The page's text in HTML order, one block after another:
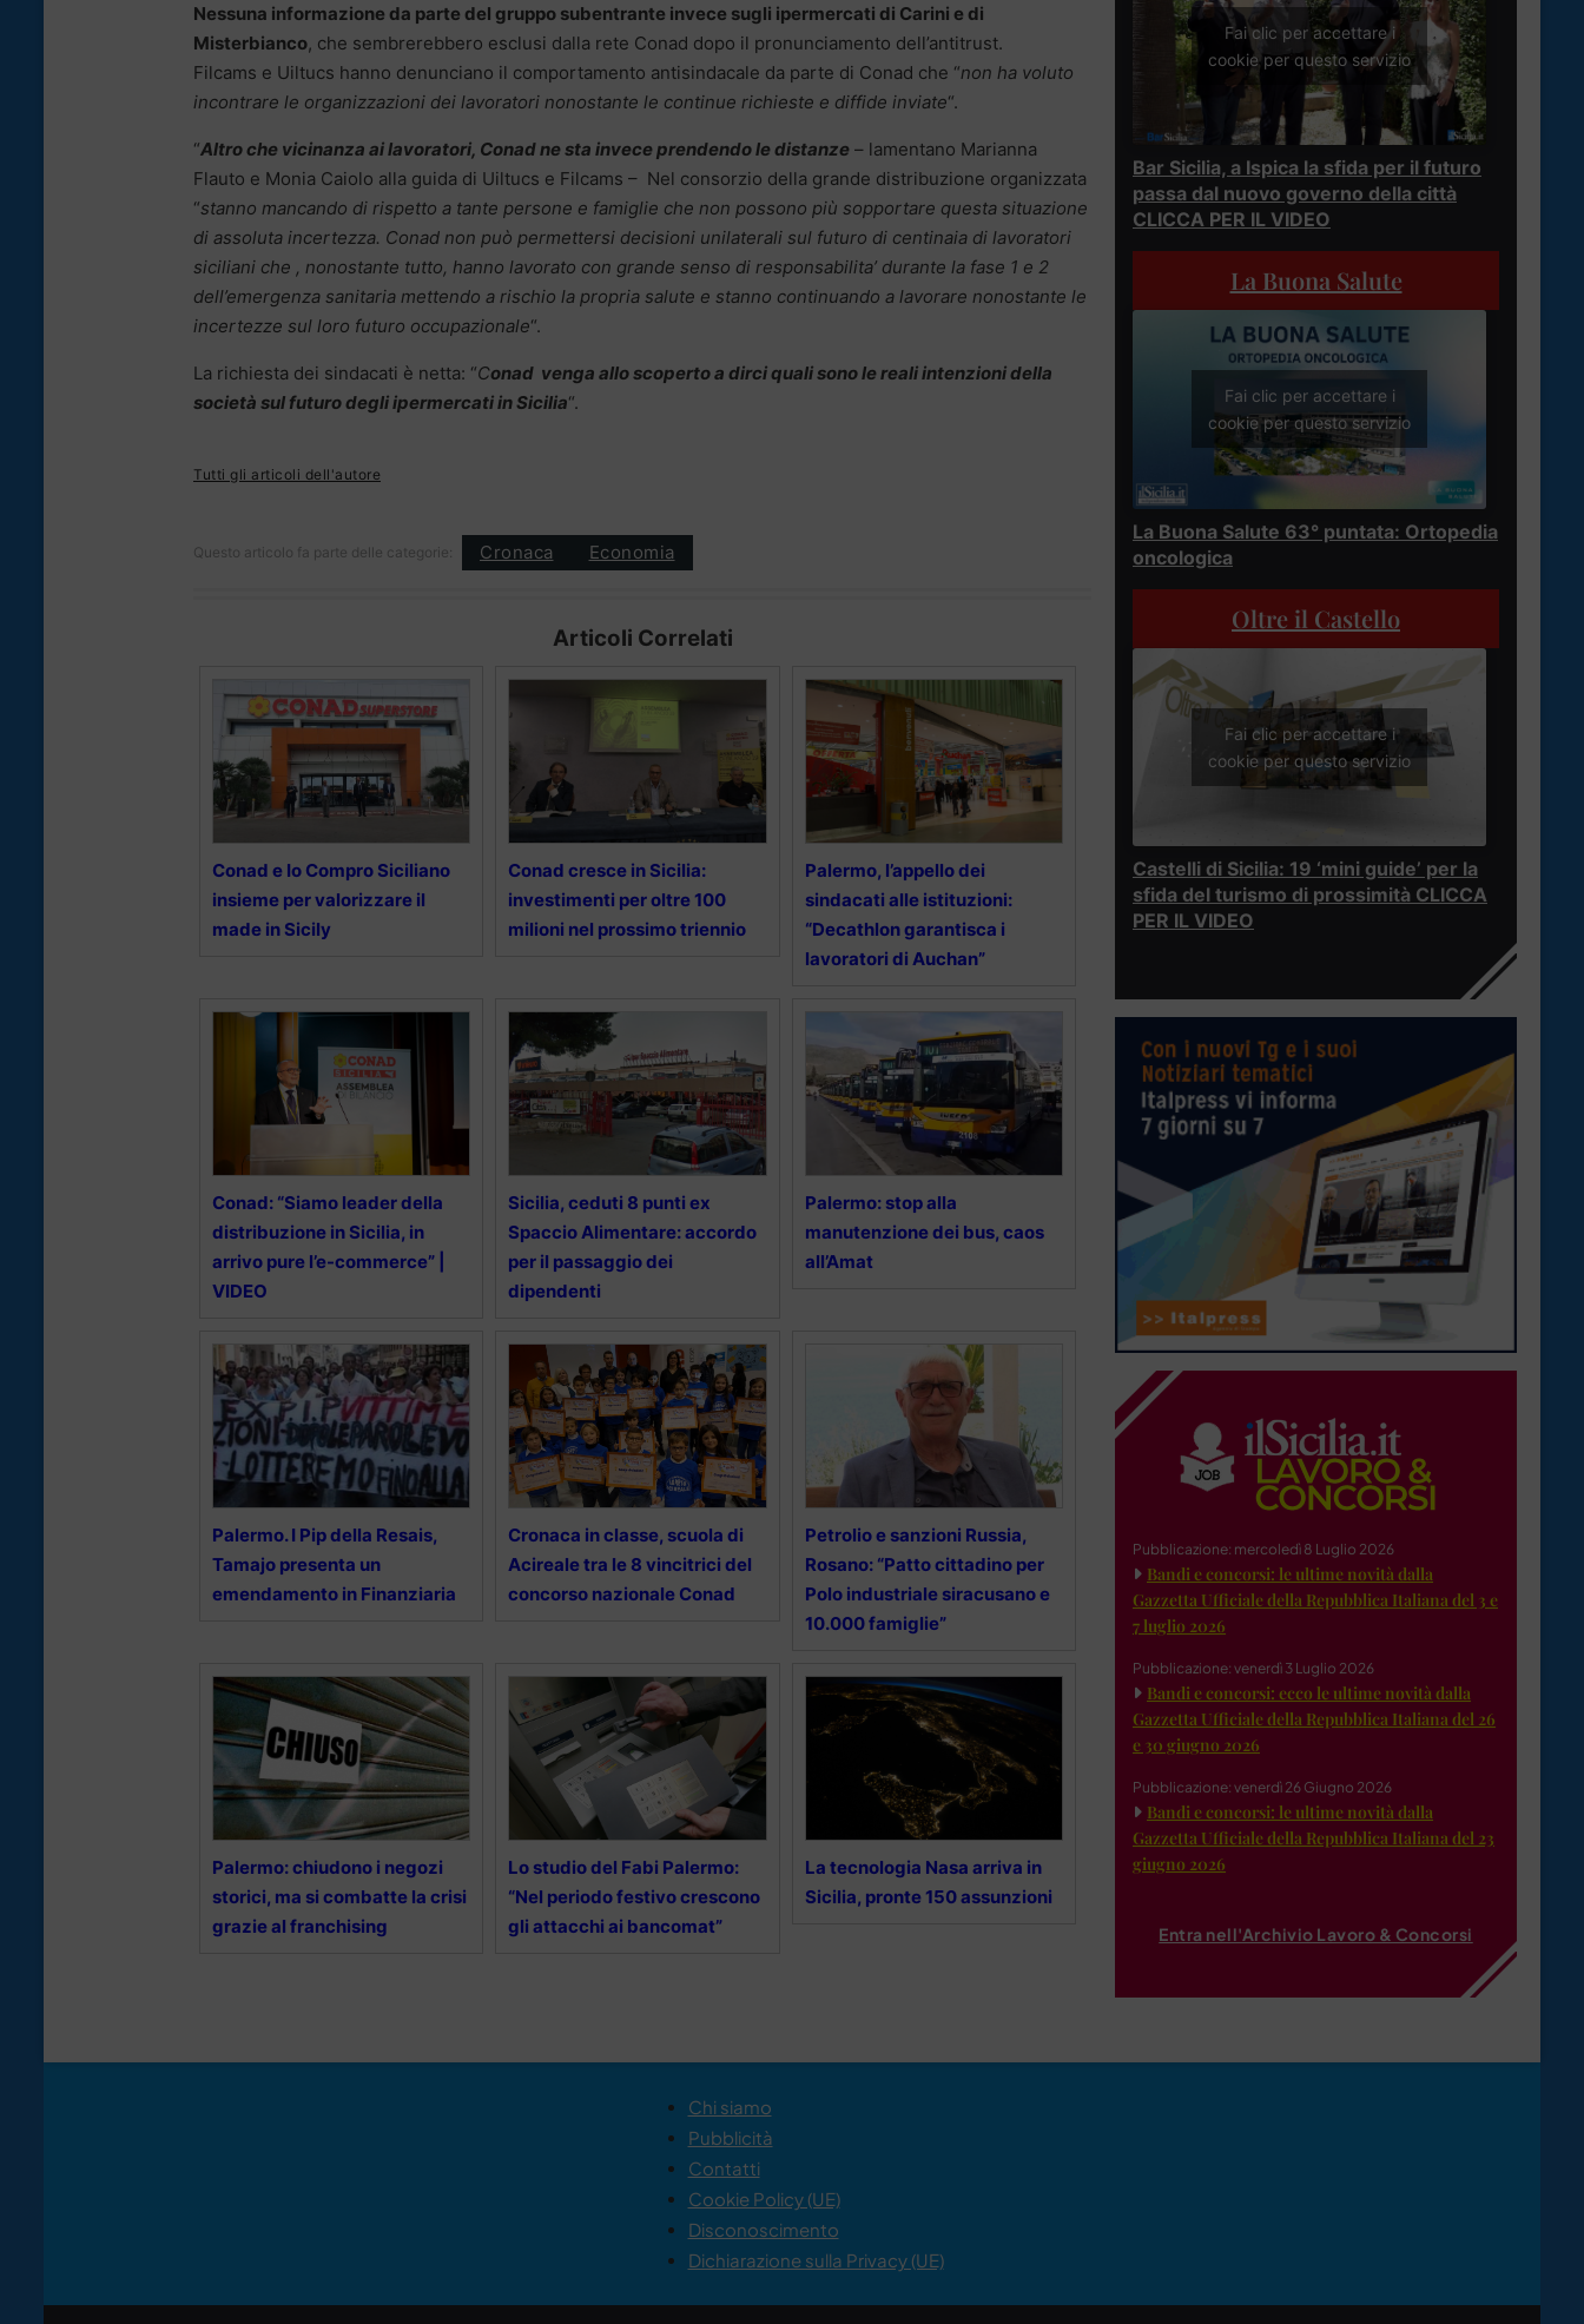
Nessuna informazione da parte del gruppo subentrante invece sugli ipermercati di Carini e di
Misterbianco, che sembrerebbero esclusi dalla rete Conad dopo il pronunciamento dell’antitrust.
Filcams e Uiltucs hanno denunciano il comportamento antisindacale da parte di Conad che “non ha voluto
incontrare le organizzazioni dei lavoratori nonostante le continue richieste e diffide inviate“.
“Altro che vicinanza ai lavoratori, Conad ne sta invece prendendo le distanze – lamentano Marianna
Flauto e Monia Caiolo alla guida di Uiltucs e Filcams – Nel consorzio della grande distribuzione organizzata
“stanno mancando di rispetto a tante persone e famiglie che non possono più sopportare questa situazione
di assoluta incertezza. Conad non può permettersi decisioni unilaterali sul futuro di centinaia di lavoratori
siciliani che , nonostante tutto, hanno lavorato con grande senso di responsabilita’ durante la fase 1 e 2
dell’emergenza sanitaria mettendo a rischio la propria salute e stanno continuando a lavorare nonostante le
incertezze sul loro futuro occupazionale“.
La richiesta dei sindacati è netta: “Conad venga allo scoperto a dirci quali sono le reali intenzioni della
società sul futuro degli ipermercati in Sicilia“.
Tutti gli articoli dell'autore
Questo articolo fa parte delle categorie: Cronaca Economia
Articoli Correlati
Conad e Io Compro Siciliano
insieme per valorizzare il
made in Sicily
Conad cresce in Sicilia:
investimenti per oltre 100
milioni nel prossimo triennio
Palermo, l’appello dei
sindacati alle istituzioni:
“Decathlon garantisca i
lavoratori di Auchan”
Conad: “Siamo leader della
distribuzione in Sicilia, in
arrivo pure l’e-commerce” |
VIDEO
Sicilia, ceduti 8 punti ex
Spaccio Alimentare: accordo
per il passaggio dei
dipendenti
Palermo: stop alla
manutenzione dei bus, caos
all’Amat
Palermo. I Pip della Resais,
Tamajo presenta un
emendamento in Finanziaria
Cronaca in classe, scuola di
Acireale tra le 8 vincitrici del
concorso nazionale Conad
Petrolio e sanzioni Russia,
Rosano: “Patto cittadino per
Polo industriale siracusano e
10.000 famiglie”
Palermo: chiudono i negozi
storici, ma si combatte la crisi
grazie al franchising
Lo studio del Fabi Palermo:
“Nel periodo festivo crescono
gli attacchi ai bancomat”
La tecnologia Nasa arriva in
Sicilia, pronte 150 assunzioni
Fai clic per accettare i
cookie per questo servizio
Bar Sicilia, a Ispica la sfida per il futuro
passa dal nuovo governo della città
CLICCA PER IL VIDEO
La Buona Salute
Fai clic per accettare i
cookie per questo servizio
La Buona Salute 63° puntata: Ortopedia
oncologica
Oltre il Castello
Fai clic per accettare i
cookie per questo servizio
Castelli di Sicilia: 19 ‘mini guide’ per la
sfida del turismo di prossimità CLICCA
PER IL VIDEO
Pubblicazione: mercoledì 8 Luglio 2026
Bandi e concorsi: le ultime novità dalla
Gazzetta Ufficiale della Repubblica Italiana del 3 e
7 luglio 2026
Pubblicazione: venerdì 3 Luglio 2026
Bandi e concorsi: ecco le ultime novità dalla
Gazzetta Ufficiale della Repubblica Italiana del 26
e 30 giugno 2026
Pubblicazione: venerdì 26 Giugno 2026
Bandi e concorsi: le ultime novità dalla
Gazzetta Ufficiale della Repubblica Italiana del 23
giugno 2026
Entra nell'Archivio Lavoro & Concorsi
Chi siamo
Pubblicità
Contatti
Cookie Policy (UE)
Disconoscimento
Dichiarazione sulla Privacy (UE)